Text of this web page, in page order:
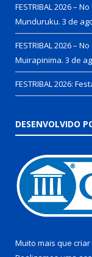
FESTRIBAL 2026 –
Munduruku. 3 de
FESTRIBAL 2026 –
Muirapinima. 3 de
FESTRIBAL 2026:
DESENVOLVIDO
Muito mais que criar